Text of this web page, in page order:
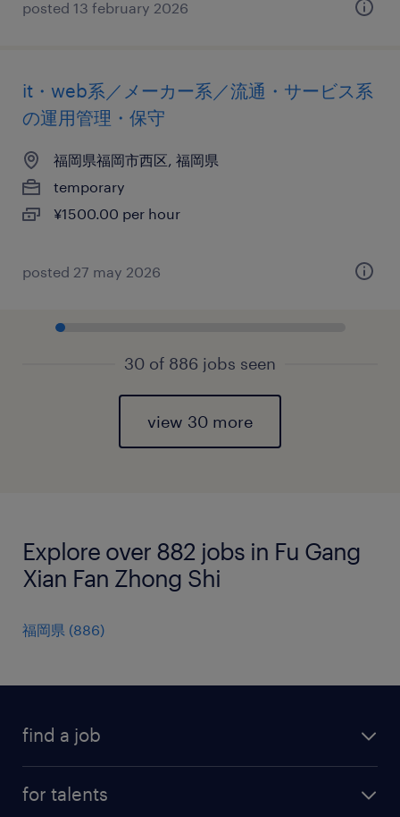
posted 13 february 2026
it・web系／メーカー系／流通・サービス系
の運用管理・保守
福岡県福岡市西区, 福岡県
temporary
¥1500.00 per hour
posted 27 may 2026
30 of 886 jobs seen
view 30 more
Explore over 882 jobs in Fu Gang
Xian Fan Zhong Shi
福岡県 (886)
find a job
for talents